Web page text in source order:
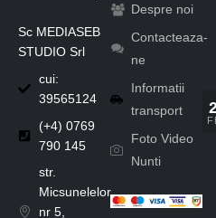
Sc MEDIASEB
STUDIO Srl
cui:
39565124
(+4) 0769
790 145
str.
Micsunelelor,
nr 5,
Despre noi
Contacteaza-
ne
Informatii
transport
Foto Video
Nunti